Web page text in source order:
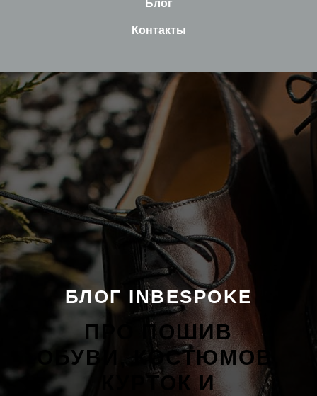
Блог
Контакты
БЛОГ INBESPOKE
ПРО ПОШИВ
ОБУВИ, КОСТЮМОВ,
КУРТОК И